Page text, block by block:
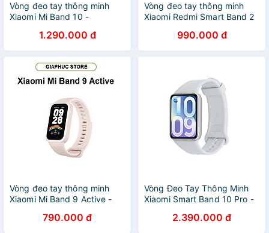
Vòng đeo tay thông minh
Xiaomi Mi Band 10 -
1.290.000 đ
Vòng đeo tay thông minh
Xiaomi Redmi Smart Band 2
990.000 đ
Vòng đeo tay thông minh
Xiaomi Mi Band 9 Active -
790.000 đ
Vòng Đeo Tay Thông Minh
Xiaomi Smart Band 10 Pro -
2.390.000 đ